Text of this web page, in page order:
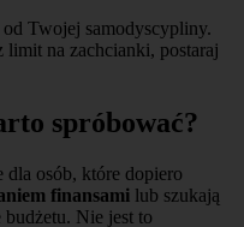
od Twojej samodyscypliny.
limit na zachcianki, postaraj
spróbować?
dla osób, które dopiero
finansami lub szukają
budżetu. Nie jest to